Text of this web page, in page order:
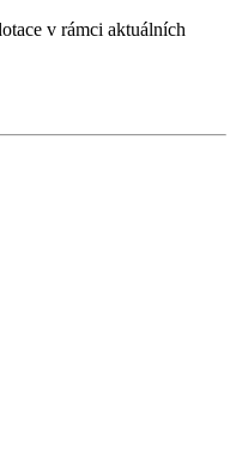
v rámci aktuálních